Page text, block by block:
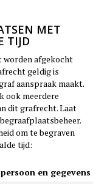
MET
TIJD
worden afgekocht
geldig is
aanspraak maakt.
ook meerdere
dit grafrecht. Laat
om te begraven
tijd:
en gegevens